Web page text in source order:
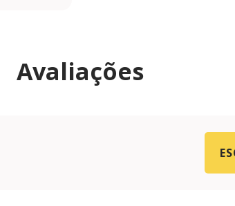
Avaliações